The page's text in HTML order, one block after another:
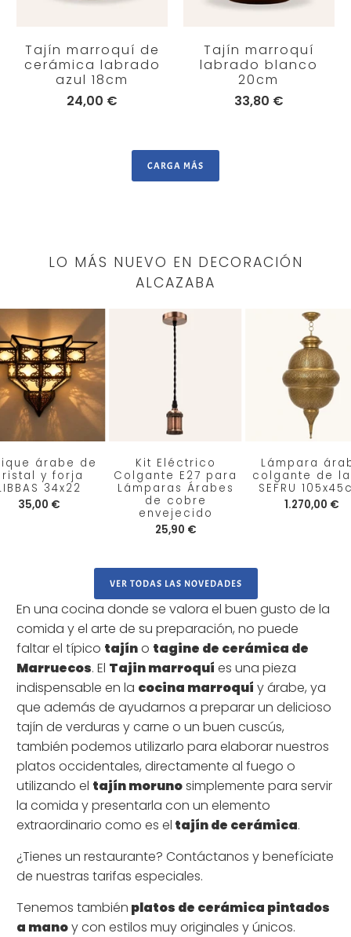
Tajín marroquí de
cerámica labrado
azul 18cm
24,00 €
Tajín marroquí
labrado blanco
20cm
33,80 €
CARGA MÁS
LO MÁS NUEVO EN DECORACIÓN
ALCAZABA
árabe de
y forja
34x22
35,00 €
Kit Eléctrico
Colgante E27 para
Lámparas Árabes
de cobre
envejecido
25,90 €
Lámpara
colgante de
SEFRU
1.270,00 €
VER TODAS LAS NOVEDADES
En una cocina donde se valora el buen gusto de la
comida y el arte de su preparación, no puede
faltar el típico tajíno tagine de cerámica de
Marruecos. El Tajin marroquí es una pieza
indispensable en la cocina marroquí y árabe, ya
que además de ayudarnos a preparar un delicioso
tajín de verduras y carne o un buen cuscús,
también podemos utilizarlo para elaborar nuestros
platos occidentales, directamente al fuego o
utilizando el tajín morunosimplemente para servir
la comida y presentarla con un elemento
extraordinario como es el tajín de cerámica.
¿Tienes un restaurante? Contáctanos y benefíciate
de nuestras tarifas especiales.
Tenemos también platos de cerámica pintados
a manoy con estilos muy originales y únicos.